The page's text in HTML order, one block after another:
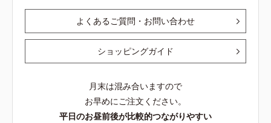
よくあるご質問・お問い合わせ
ショッピングガイド
月末は混み合いますので
お早めにご注文ください。
平日のお昼前後が比較的つながりやすい